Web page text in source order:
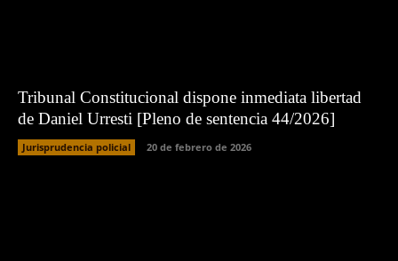
Tribunal Constitucional dispone inmediata libertad
de Daniel Urresti [Pleno de sentencia 44/2026]
Jurisprudencia policial 20 de febrero de 2026